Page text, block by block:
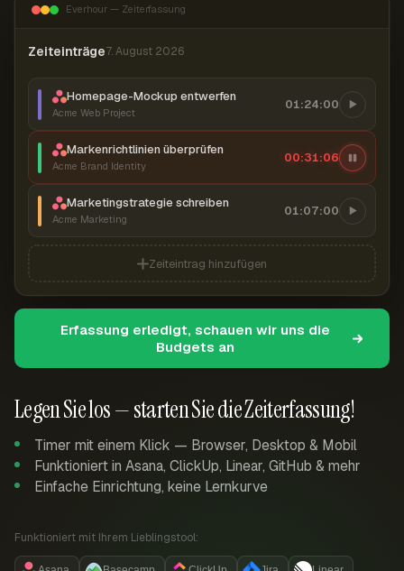
Legen Sie los — starten Sie die Zeiterfassung!
Timer mit einem Klick — Browser, Desktop & Mobil
Funktioniert in Asana, ClickUp, Linear, GitHub & mehr
Einfache Einrichtung, keine Lernkurve
Funktioniert mit Ihrem Lieblingstool:
Everhour — Zeiterfassung
Zeiteinträge7. August 2026
Homepage-Mockup entwerfen
Acme Web Project
01:24:00
Markenrichtlinien überprüfen
Acme Brand Identity
00:31:07
Marketingstrategie schreiben
Acme Marketing
01:07:00
Zeiteintrag hinzufügen
Erfassung erledigt, schauen wir uns die
Budgets an